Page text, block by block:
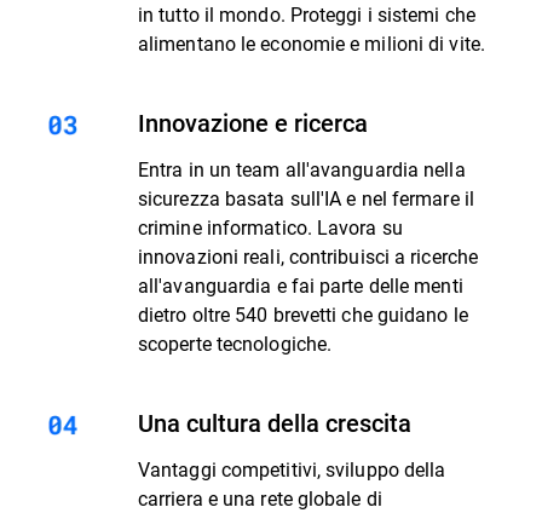
in tutto il mondo. Proteggi i sistemi che
alimentano le economie e milioni di vite.
Innovazione e ricerca
Entra in un team all'avanguardia nella
sicurezza basata sull'IA e nel fermare il
crimine informatico. Lavora su
innovazioni reali, contribuisci a ricerche
all'avanguardia e fai parte delle menti
dietro oltre 540 brevetti che guidano le
scoperte tecnologiche.
Una cultura della crescita
Vantaggi competitivi, sviluppo della
carriera e una rete globale di